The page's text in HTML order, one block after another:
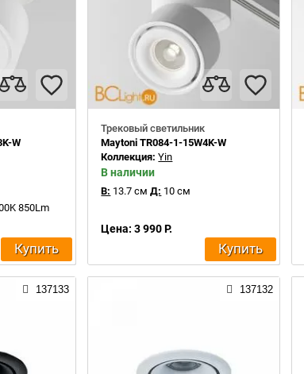
W
850Lm
Купить
Трековый светильник
Maytoni TR084-1-15W4K-W
Коллекция:Yin
В наличии
В: 13.7 см Д: 10 см
Цена: 3 990 Р.
Купить
137133 137132